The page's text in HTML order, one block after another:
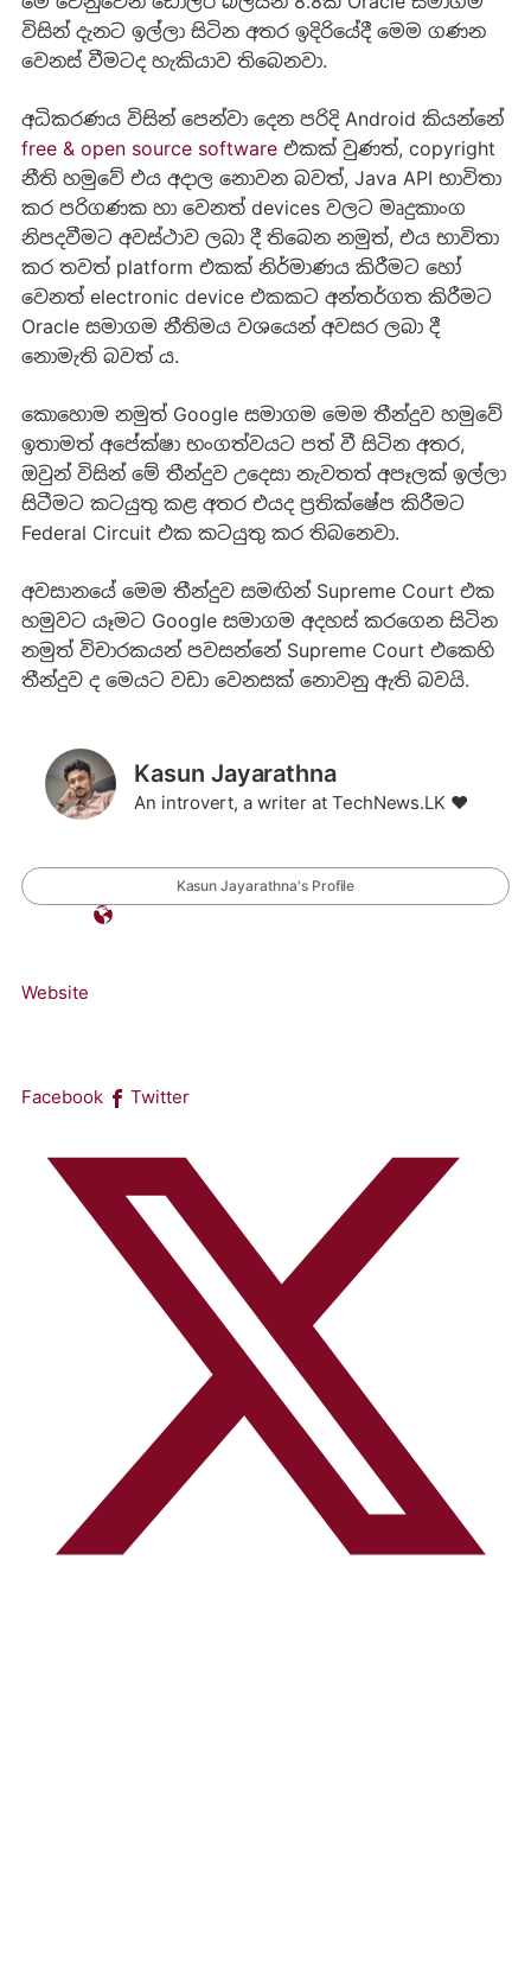
විසින් දැනට ඉල්ලා සිටින අතර ඉදිරියේදී මෙම ගණන
වෙනස් වීමටද හැකියාව තිබෙනවා.
අධිකරණය විසින් පෙන්වා දෙන පරිදි Android කියන්නේ
free & open source softwareඑකක් වුණත්, copyright
නීති හමුවේ එය අදාල නොවන බවත්, Java API භාවිතා
කර පරිගණක හා වෙනත් devices වලට මෘදුකාංග
නිපදවීමට අවස්ථාව ලබා දී තිබෙන නමුත්, එය භාවිතා
කර තවත් platform එකක් නිර්මාණය කිරීමට හෝ
වෙනත් electronic device එකකට අන්තර්ගත කිරීමට
Oracle සමාගම නීතිමය වශයෙන් අවසර ලබා දී
නොමැති බවත් ය.
කොහොම නමුත් Google සමාගම මෙම තීන්දුව හමුවේ
ඉතාමත් අපේක්ෂා භංගත්වයට පත් වී සිටින අතර,
ඔවුන් විසින් මේ තීන්දුව උදෙසා නැවතත් අපෑලක් ඉල්ලා
සිටීමට කටයුතු කළ අතර එයද ප්‍රතික්ෂේප කිරීමට
Federal Circuit එක කටයුතු කර තිබනෙවා.
අවසානයේ මෙම තීන්දුව සමඟින් Supreme Court එක
හමුවට යෑමට Google සමාගම අදහස් කරගෙන සිටින
නමුත් විචාරකයන් පවසන්නේ Supreme Court එකෙහි
තීන්දුව ද මෙයට වඩා වෙනසක් නොවනු ඇති බවයි.
Kasun Jayarathna
An introvert, a writer at TechNews.LK ❤️
Kasun Jayarathna's Profile
Website
Facebook Twitter